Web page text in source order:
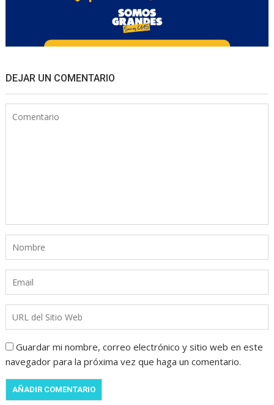
DEJAR UN COMENTARIO
Guardar mi nombre, correo electrónico y sitio web en este
navegador para la próxima vez que haga un comentario.